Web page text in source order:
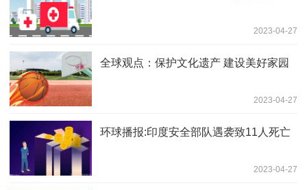
2023-04-27
全球观点：保护文化遗产 建设美好家园
2023-04-27
环球播报:印度安全部队遇袭致11人死亡
2023-04-27